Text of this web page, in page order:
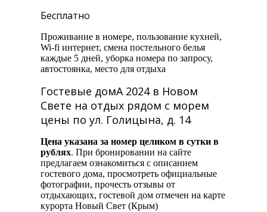
Бесплатно
Проживание в номере, пользование кухней,
Wi-fi интернет, смена постельного белья
каждые 5 дней, уборка номера по запросу,
автостоянка, место для отдыха
Гостевые домА 2024 в Новом
Свете на отдых рядом с морем
цены по ул. Голицына, д. 14
Цена указана за номер целиком в сутки в
рублях. При бронировании на сайте
предлагаем ознакомиться с описанием
гостевого дома, просмотреть официальные
фотографии, прочесть отзывы от
отдыхающих, гостевой дом отмечен на карте
курорта Новый Свет (Крым)